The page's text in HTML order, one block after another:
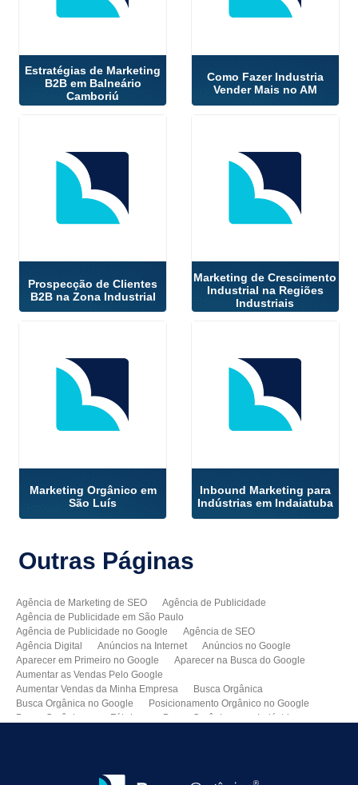
Estratégias de Marketing
B2B em Balneário
Camboriú
Como Fazer Industria
Vender Mais no AM
Prospecção de Clientes
B2B na Zona Industrial
Marketing de Crescimento
Industrial na Regiões
Industriais
Marketing Orgânico em
São Luís
Inbound Marketing para
Indústrias em Indaiatuba
Outras Páginas
Agência de Marketing de SEO
Agência de Publicidade
Agência de Publicidade em São Paulo
Agência de Publicidade no Google
Agência de SEO
Agência Digital
Anúncios na Internet
Anúncios no Google
Aparecer em Primeiro no Google
Aparecer na Busca do Google
Aumentar as Vendas Pelo Google
Aumentar Vendas da Minha Empresa
Busca Orgânica
Busca Orgânica no Google
Posicionamento Orgânico no Google
Busca Orgânica para Fábricas
Busca Orgânica para Indústrias
Como Melhorar as Vendas